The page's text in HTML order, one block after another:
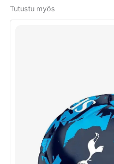
Tutustu myös